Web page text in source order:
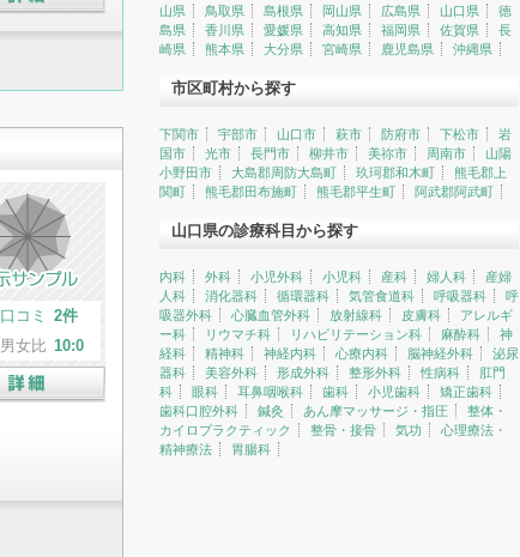
口コミ
2件
男女比 10:0
山県
鳥取県 島根県 岡山県 広島県 山口県
徳
島県
香川県 愛媛県 高知県 福岡県 佐賀県
長
崎県
熊本県 大分県 宮崎県 鹿児島県 沖縄県
市区町村から探す
下関市 宇部市 山口市 萩市 防府市 下松市
岩
国市
光市 長門市 柳井市 美祢市 周南市
山陽
小野田市
大島郡周防大島町 玖珂郡和木町
熊毛郡上
関町
熊毛郡田布施町 熊毛郡平生町 阿武郡阿武町
山口県の診療科目から探す
内科 外科 小児外科 小児科 産科 婦人科
産婦
人科
消化器科 循環器科 気管食道科 呼吸器科
呼
吸器外科
心臓血管外科 放射線科 皮膚科
アレルギ
ー科
リウマチ科 リハビリテーション科 麻酔科
神
経科
精神科 神経内科 心療内科 脳神経外科
泌尿
器科
美容外科 形成外科 整形外科 性病科
肛門
科
眼科 耳鼻咽喉科 歯科 小児歯科
矯正歯科
歯科口腔外科
鍼灸 あん摩マッサージ・指圧
整体・
カイロプラクティック
整骨・接骨 気功
心理療法・
精神療法
胃腸科